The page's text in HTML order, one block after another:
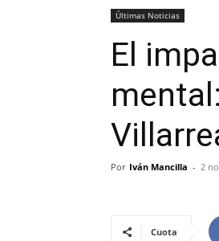
Últimas Noticias
El
Por Iván Mancilla - 2
Cuota